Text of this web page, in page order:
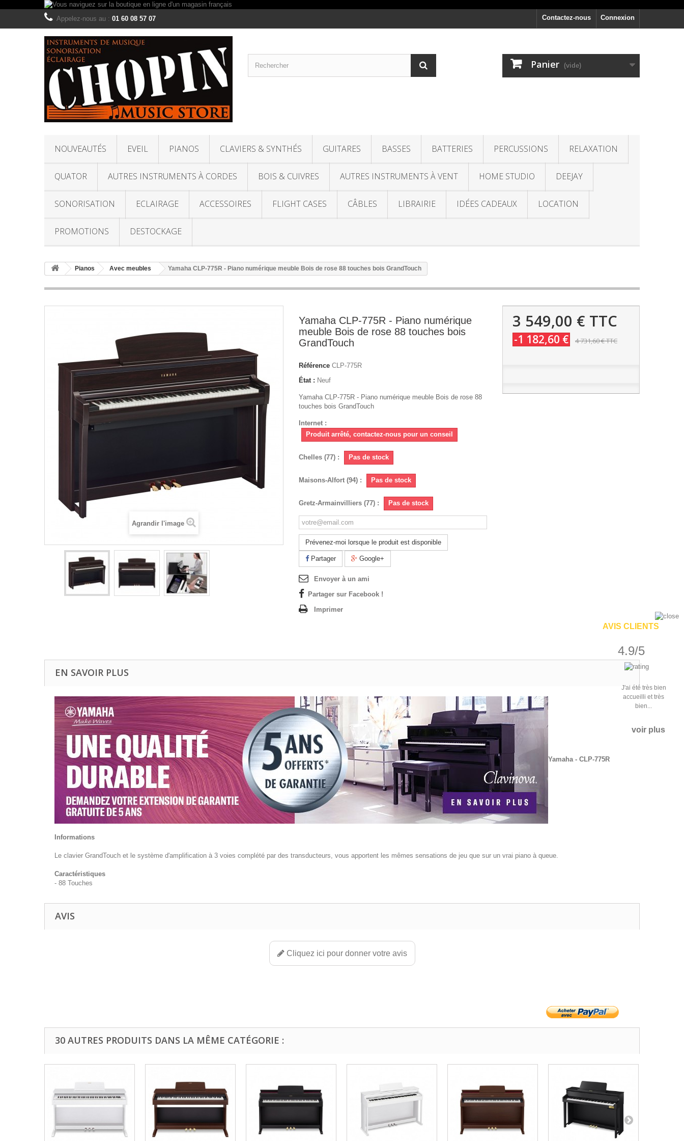
Connexion
Contactez-nous
Appelez-nous au : 01 60 08 57 07
Panier (vide)
NOUVEAUTÉS EVEIL PIANOS CLAVIERS & SYNTHÉS GUITARES BASSES BATTERIES PERCUSSIONS RELAXATION
QUATOR AUTRES INSTRUMENTS À CORDES BOIS & CUIVRES AUTRES INSTRUMENTS À VENT HOME STUDIO DEEJAY
SONORISATION ECLAIRAGE ACCESSOIRES FLIGHT CASES CÂBLES LIBRAIRIE IDÉES CADEAUX LOCATION
PROMOTIONS DESTOCKAGE
Pianos Avec meubles Yamaha CLP-775R - Piano numérique meuble Bois de rose 88 touches bois GrandTouch
Agrandir l'image
Yamaha CLP-775R - Piano numérique
meuble Bois de rose 88 touches bois
GrandTouch
Référence CLP-775R
État : Neuf
Yamaha CLP-775R - Piano numérique meuble Bois de rose 88
touches bois GrandTouch
Internet :
Produit arrêté, contactez-nous pour un conseil
Chelles (77) : Pas de stock
Maisons-Alfort (94) : Pas de stock
Gretz-Armainvilliers (77) : Pas de stock
Prévenez-moi lorsque le produit est disponible
Partager Google+
Envoyer à un ami
Partager sur Facebook !
Imprimer
3 549,00 € TTC
-1 182,60 € 4 731,60 €TTC
EN SAVOIR PLUS
Yamaha - CLP-775R
Informations
Le clavier GrandTouch et le système d'amplification à 3 voies complété par des transducteurs, vous apportent les mêmes sensations de jeu que sur un vrai piano à queue.
Caractéristiques
- 88 Touches
AVIS
Cliquez ici pour donner votre avis
30 AUTRES PRODUITS DANS LA MÊME CATÉGORIE :
AVIS CLIENTS
4.9/5
J'ai été très bien
accueilli et très
bien...
voir plus